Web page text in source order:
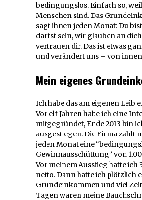
bedingungslos. Einfach so,
Menschen sind. Das
sagt ihnen jeden Monat: Du
darfst sein, wir glauben an
vertrauen dir. Das ist etwas
und verändert uns – von
Mein eigenes
Ich habe das am eigenen Leib
Vor elf Jahren habe ich eine
mitgegründet, Ende 2013 bin
ausgestiegen. Die Firma zahlt
jeden Monat eine
Gewinnausschüttung” von
Vor meinem Ausstieg hatte ich
netto. Dann hatte ich plötzlich
Grundeinkommen und viel
Tagen waren meine